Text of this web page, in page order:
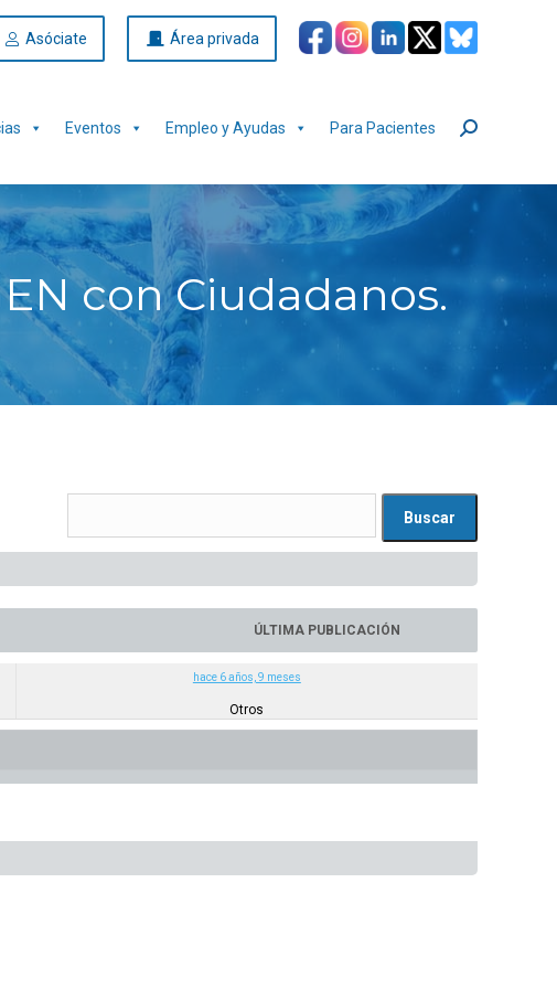
Asóciate Área privada
Eventos Empleo y Ayudas Para Pacientes Buscar:
con Ciudadanos.
ÚLTIMA PUBLICACIÓN
hace 6 años, 9 meses
Otros